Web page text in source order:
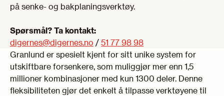
på senke- og bakplaningsverktøy.
Spørsmål? Ta kontakt:
digernes@digernes.no / 51 77 98 98
Granlund er spesielt kjent for sitt unike system for
utskiftbare forsenkere, som muliggjør mer enn 1,5
millioner kombinasjoner med kun 1300 deler. Denne
fleksibiliteten gjør det enkelt å tilpasse verktøyene til